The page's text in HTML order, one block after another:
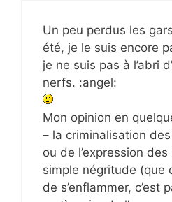
Un peu perdus les
été, je le suis encore
je ne suis pas à l’abri
nerfs. :angel:
Mon opinion en
– la criminalisation
ou de l’expression
simple négritude (que
de s’enflammer, c’est